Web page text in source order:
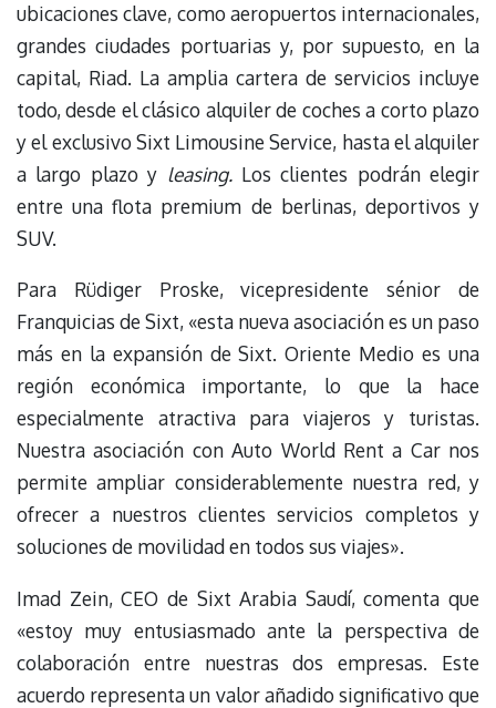
ubicaciones clave, como aeropuertos internacionales,
grandes ciudades portuarias y, por supuesto, en la
capital, Riad. La amplia cartera de servicios incluye
todo, desde el clásico alquiler de coches a corto plazo
y el exclusivo Sixt Limousine Service, hasta el alquiler
a largo plazo y leasing.Los clientes podrán elegir
entre una flota premium de berlinas, deportivos y
SUV.
Para Rüdiger Proske, vicepresidente sénior de
Franquicias de Sixt, «esta nueva asociación es un paso
más en la expansión de Sixt. Oriente Medio es una
región económica importante, lo que la hace
especialmente atractiva para viajeros y turistas.
Nuestra asociación con Auto World Rent a Car nos
permite ampliar considerablemente nuestra red, y
ofrecer a nuestros clientes servicios completos y
soluciones de movilidad en todos sus viajes».
Imad Zein, CEO de Sixt Arabia Saudí, comenta que
«estoy muy entusiasmado ante la perspectiva de
colaboración entre nuestras dos empresas. Este
acuerdo representa un valor añadido significativo que